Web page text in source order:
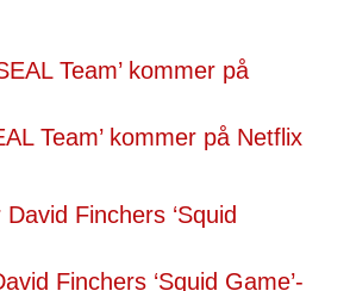
Team’ kommer på Netflix
Finchers ‘Squid Game’-